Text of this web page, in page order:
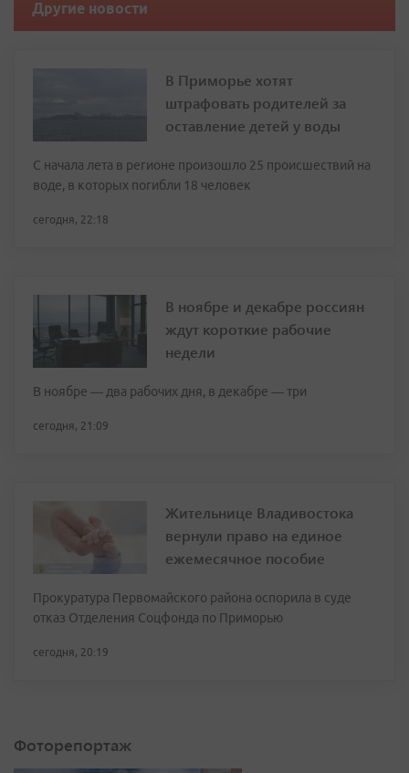
Другие новости
В Приморье хотят
штрафовать родителей за
оставление детей у воды
С начала лета в регионе произошло 25 происшествий на
воде, в которых погибли 18 человек
сегодня, 22:18
В ноябре и декабре россиян
ждут короткие рабочие
недели
В ноябре — два рабочих дня, в декабре — три
сегодня, 21:09
Жительнице Владивостока
вернули право на единое
ежемесячное пособие
Прокуратура Первомайского района оспорила в суде
отказ Отделения Соцфонда по Приморью
сегодня, 20:19
Фоторепортаж